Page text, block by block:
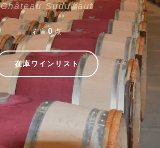
Château Suduiraut
在庫0点
在庫ワインリスト